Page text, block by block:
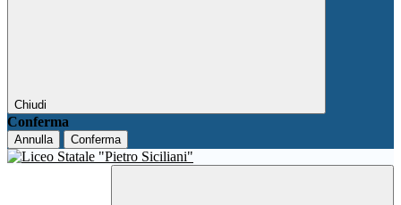
Chiudi
Conferma
Annulla Conferma